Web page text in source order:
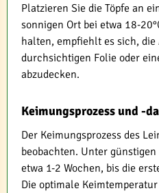
Platzieren Sie die Töpfe an
sonnigen Ort bei etwa 18-
halten, empfiehlt es sich,
durchsichtigen Folie oder
abzudecken.
Keimungsprozess und -
Der Keimungsprozess des
beobachten. Unter
etwa 1-2 Wochen, bis die
Die optimale